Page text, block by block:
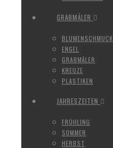
GRABMÄLER
BLUMENSCHMUCK
ENGEL
GRABMÄLER
KREUZE
PLASTIKEN
JAHRESZEITEN
FRÜHLING
SOMMER
HERBST